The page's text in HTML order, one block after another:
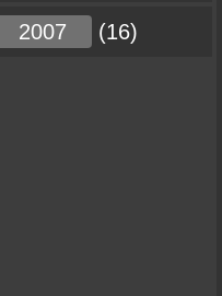
2007 (16)